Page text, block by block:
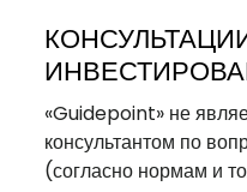
«Guidepoint» не
консультантом по
(согласно нормам и